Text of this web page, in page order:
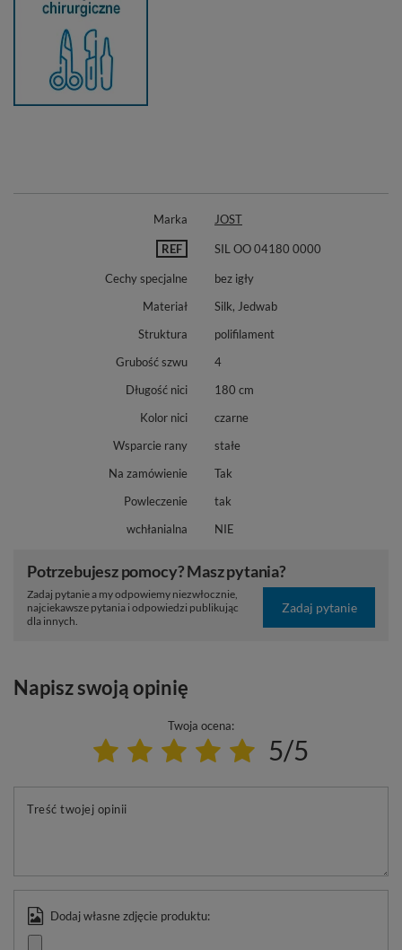
Marka JOST
REF SIL OO 04180 0000
Cechy specjalne
bez igły
Materiał
Silk, Jedwab
Struktura
polifilament
Grubość szwu
4
Długość nici
180 cm
Kolor nici
czarne
Wsparcie rany
stałe
Na zamówienie
Tak
Powleczenie
tak
wchłanialna
NIE
Potrzebujesz pomocy? Masz pytania?
Zadaj pytanie a my odpowiemy niezwłocznie,
najciekawsze pytania i odpowiedzi publikując
dla innych.
Zadaj pytanie
Napisz swoją opinię
Twoja ocena:
5/5
Treść twojej opinii
Dodaj własne zdjęcie produktu: